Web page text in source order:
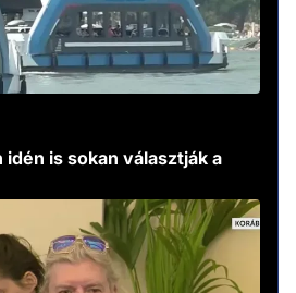
is sokan választják a